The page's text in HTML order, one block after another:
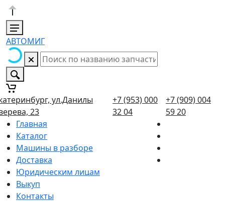
АВТОМИГ
ул.Данилы
23
+7 (953) 000
32 04
+7 (909) 004
59 20
Главная
Каталог
Машины в разборе
Доставка
Юридическим лицам
Выкуп
Контакты